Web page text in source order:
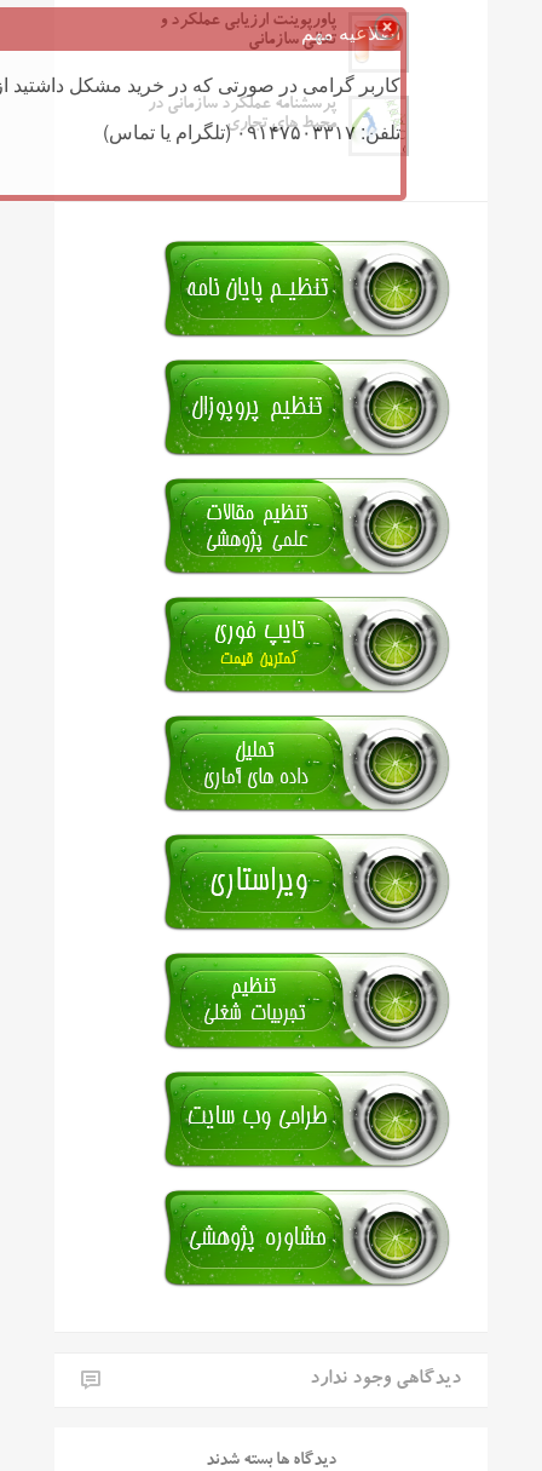
پاورپوینت ارزیابی عملكرد و
تعالی سازمانی
پرسشنامه عملکرد سازمانی در
محیط های تجاری
دیدگاهی وجود ندارد
دیدگاه ها بسته شدند
اطلاعیه مهم
کاربر گرامی در صورتی که در خرید مشکل داشتید
تلفن: ۰۹۱۴۷۵۰۳۳۱۷ (تلگرام یا تماس)